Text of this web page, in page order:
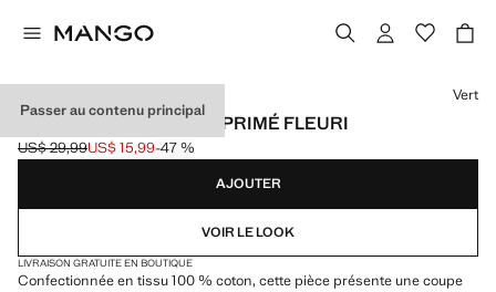
Passer au contenu principal
CHEMISE EN COTON IMPRIMÉ FLEURI
Prix initial barré [US$ 29,99 ]
US$ 29,99
Prix actuel [US$ 15,99 ]
US$ 15,99-47 %
Choisissez une couleur
Vert
AJOUTER
VOIR LE LOOK
LIVRAISON GRATUITE EN BOUTIQUE
Confectionnée en tissu 100 % coton, cette pièce présente une coupe